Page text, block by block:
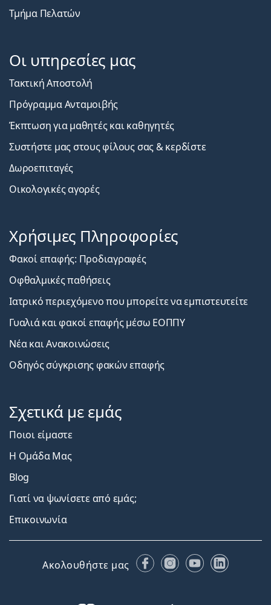
Τμήμα Πελατών
Οι υπηρεσίες μας
Τακτική Αποστολή
Πρόγραμμα Ανταμοιβής
Έκπτωση για μαθητές και καθηγητές
Συστήστε μας στους φίλους σας & κερδίστε
Δωροεπιταγές
Οικολογικές αγορές
Χρήσιμες Πληροφορίες
Φακοί επαφής: Προδιαγραφές
Οφθαλμικές παθήσεις
Ιατρικό περιεχόμενο που μπορείτε να εμπιστευτείτε
Γυαλιά και φακοί επαφής μέσω ΕΟΠΠΥ
Νέα και Ανακοινώσεις
Οδηγός σύγκρισης φακών επαφής
Σχετικά με εμάς
Ποιοι είμαστε
Η Ομάδα Μας
Blog
Γιατί να ψωνίσετε από εμάς;
Επικοινωνία
Ακολουθήστε μας FacebookInstagram
YouTubeLinkedIn